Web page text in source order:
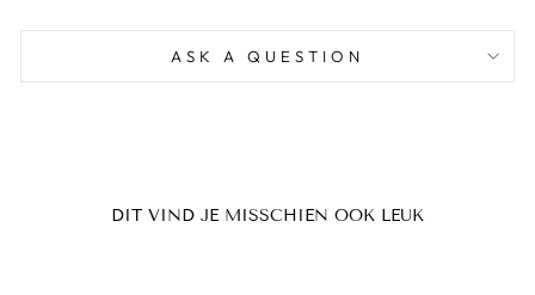
ASK A QUESTION
DIT VIND JE MISSCHIEN OOK LEUK